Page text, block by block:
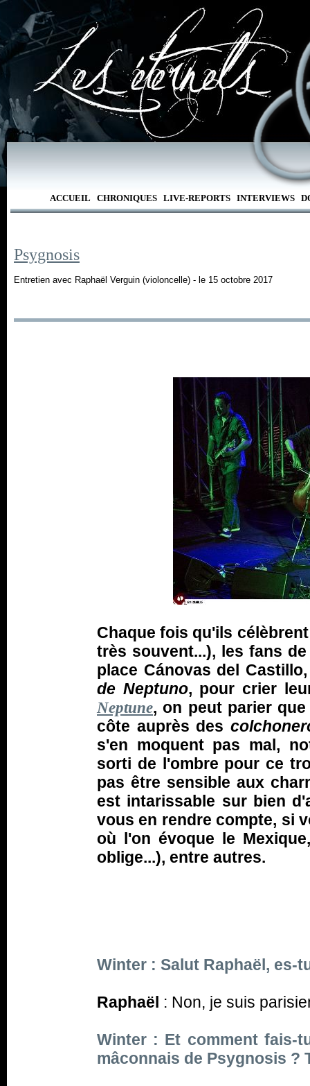
ACCUEIL CHRONIQUES LIVE-REPORTS INTERVIEWS
Psygnosis
Entretien avec Raphaël Verguin (violoncelle) - le 15 octobre 2017
Chaque fois qu'ils
très souvent...), les fans
place Cánovas del
de Neptuno, pour crier
Neptune, on peut parier
côte auprès des
s'en moquent pas mal,
sorti de l'ombre pour ce
pas être sensible aux
est intarissable sur bien
vous en rendre compte, si
où l'on évoque le
oblige...), entre autres.
Winter : Salut Raphaël, es-
Raphaël : Non, je suis
Winter : Et comment fais-
mâconnais de Psygnosis ?